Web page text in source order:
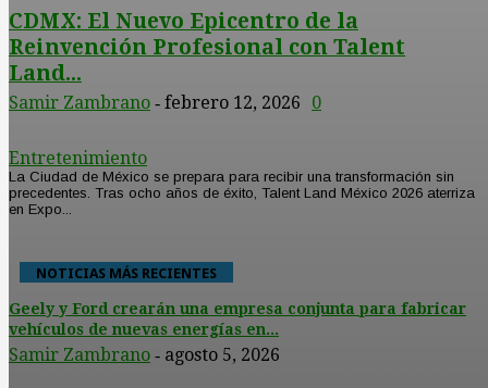
​CDMX: El Nuevo Epicentro de la
Reinvención Profesional con Talent
Land...
Samir Zambrano - febrero 12, 2026 0
Entretenimiento
​La Ciudad de México se prepara para recibir una transformación sin
precedentes. Tras ocho años de éxito, Talent Land México 2026 aterriza
en Expo...
NOTICIAS MÁS RECIENTES
Geely y Ford crearán una empresa conjunta para fabricar
vehículos de nuevas energías en...
Samir Zambrano - agosto 5, 2026